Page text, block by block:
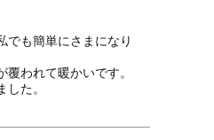
でも簡単にさまになり
われて暖かいです。
た。